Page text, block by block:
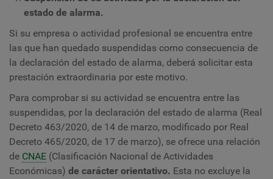
estado de alarma.
Si su empresa o actividad profesional se encuentra entre
las que han quedado suspendidas como consecuencia de
la declaración del estado de alarma, deberá solicitar esta
prestación extraordinaria por este motivo.
Para comprobar si su actividad se encuentra entre las
suspendidas, por la declaración del estado de alarma (Real
Decreto 463/2020, de 14 de marzo, modificado por Real
Decreto 465/2020, de 17 de marzo), se ofrece una relación
de CNAE (Clasificación Nacional de Actividades
Económicas) de carácter orientativo. Esta no excluye la